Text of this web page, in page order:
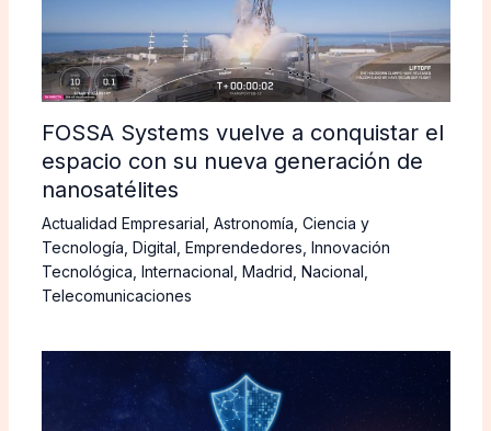
FOSSA Systems vuelve a conquistar el
espacio con su nueva generación de
nanosatélites
Actualidad Empresarial Astronomía Ciencia y
Tecnología Digital Emprendedores Innovación
Tecnológica Internacional Madrid Nacional
Telecomunicaciones